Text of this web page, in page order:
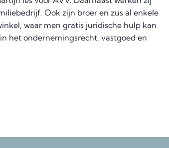
Ook zijn broer en zus al enkele
waar men gratis juridische hulp kan
het ondernemingsrecht, vastgoed en